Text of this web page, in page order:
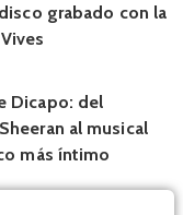
disco grabado con la
Dicapo: del
al musical
más íntimo